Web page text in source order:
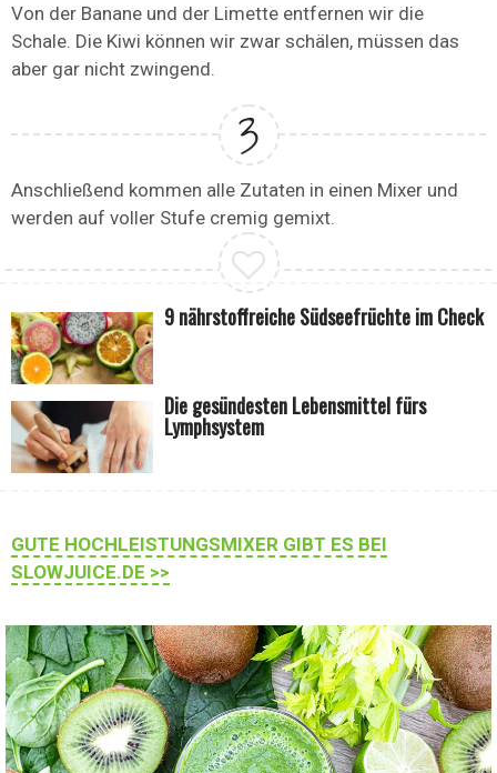
Von der Banane und der Limette entfernen wir die
Schale. Die Kiwi können wir zwar schälen, müssen das
aber gar nicht zwingend.
Anschließend kommen alle Zutaten in einen Mixer und
werden auf voller Stufe cremig gemixt.
9 nährstoffreiche Südseefrüchte im Check
Die gesündesten Lebensmittel fürs
Lymphsystem
GUTE HOCHLEISTUNGSMIXER GIBT ES BEI
SLOWJUICE.DE >>